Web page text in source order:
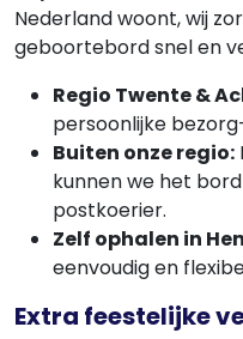
Nederland woont, wij
geboortebord snel en
Regio Twente &
persoonlijke
Buiten onze regio:
kunnen we het
postkoerier.
Zelf ophalen in
eenvoudig en
Extra feestelijke